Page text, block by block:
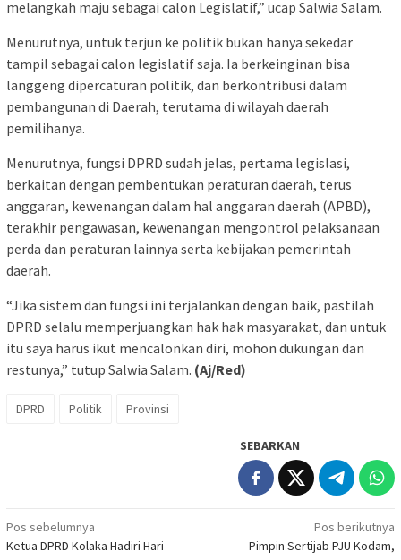
melangkah maju sebagai calon Legislatif,” ucap Salwia Salam.
Menurutnya, untuk terjun ke politik bukan hanya sekedar
tampil sebagai calon legislatif saja. Ia berkeinginan bisa
langgeng dipercaturan politik, dan berkontribusi dalam
pembangunan di Daerah, terutama di wilayah daerah
pemilihanya.
Menurutnya, fungsi DPRD sudah jelas, pertama legislasi,
berkaitan dengan pembentukan peraturan daerah, terus
anggaran, kewenangan dalam hal anggaran daerah (APBD),
terakhir pengawasan, kewenangan mengontrol pelaksanaan
perda dan peraturan lainnya serta kebijakan pemerintah
daerah.
“Jika sistem dan fungsi ini terjalankan dengan baik, pastilah
DPRD selalu memperjuangkan hak hak masyarakat, dan untuk
itu saya harus ikut mencalonkan diri, mohon dukungan dan
restunya,” tutup Salwia Salam. (Aj/Red)
DPRD Politik Provinsi
SEBARKAN
Navigasi
Pos sebelumnya
Ketua DPRD Kolaka Hadiri Hari
Pos berikutnya
Pimpin Sertijab PJU Kodam,